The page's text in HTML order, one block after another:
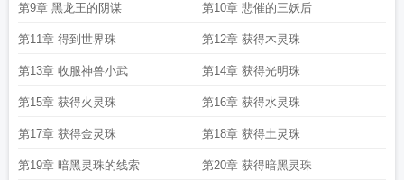
第9章 黑龙王的阴谋 第10章 悲催的三妖后
第11章 得到世界珠 第12章 获得木灵珠
第13章 收服神兽小武 第14章 获得光明珠
第15章 获得火灵珠 第16章 获得水灵珠
第17章 获得金灵珠 第18章 获得土灵珠
第19章 暗黑灵珠的线索 第20章 获得暗黑灵珠